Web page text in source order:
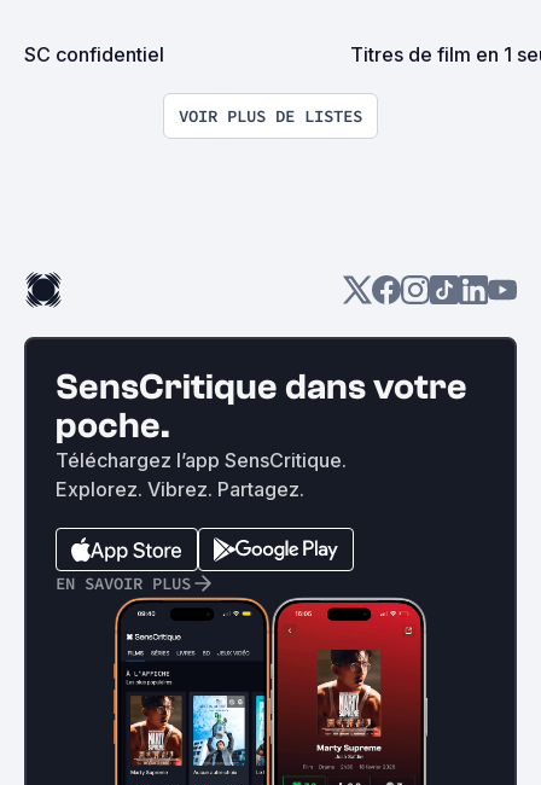
SC confidentiel Titres de film en 1
VOIR PLUS DE LISTES
SensCritique dans votre
poche.
Téléchargez l’app SensCritique.
Explorez. Vibrez. Partagez.
EN SAVOIR PLUS